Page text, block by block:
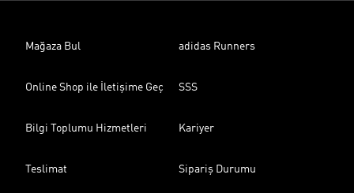
Mağaza Bul adidas Runners
Online Shop ile İletişime Geç SSS
Bilgi Toplumu Hizmetleri Kariyer
Teslimat Sipariş Durumu